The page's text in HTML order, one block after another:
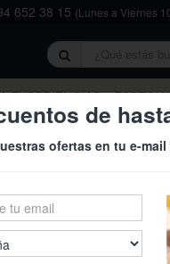
652 38 15 (Lunes a Viernes
Barcelona
Logroño
Tarragona
EXPERIENCIAS
de
ofertas en tu e-